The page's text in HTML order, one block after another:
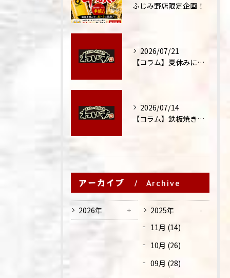
ふじみ野店限定企画！
2026/07/21
【コラム】夏休みに家族外食が増える理由
2026/07/14
【コラム】鉄板焼きが"コミュニケーション飯"と呼ばれる理由
アーカイブ Archive
2026年
2025年
11月 (14)
10月 (26)
09月 (28)